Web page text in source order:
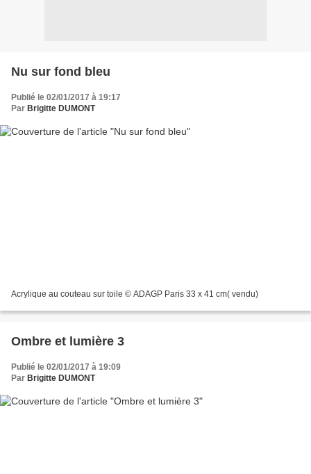
Nu sur fond bleu
Publié le 02/01/2017 à 19:17
Par Brigitte DUMONT
Acrylique au couteau sur toile © ADAGP Paris 33 x 41 cm( vendu)
Ombre et lumière 3
Publié le 02/01/2017 à 19:09
Par Brigitte DUMONT